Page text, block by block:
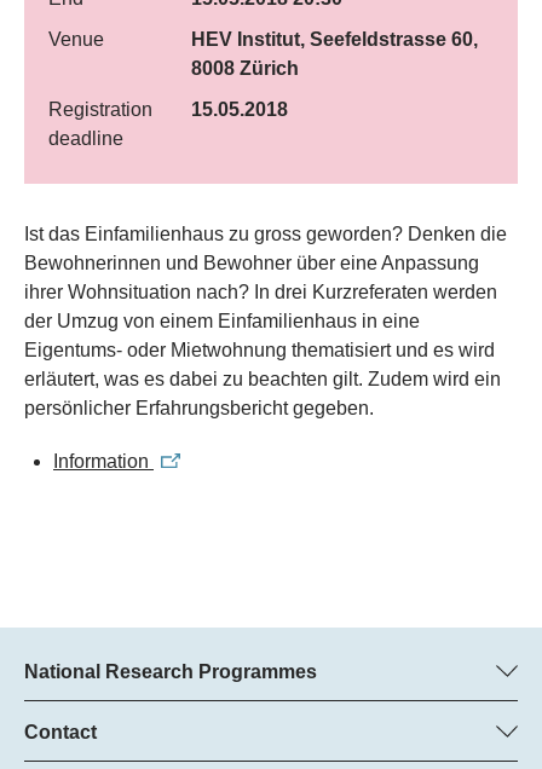
Venue
HEV Institut, Seefeldstrasse 60,
8008 Zürich
Registration
deadline
15.05.2018
Ist das Einfamilienhaus zu gross geworden? Denken die
Bewohnerinnen und Bewohner über eine Anpassung
ihrer Wohnsituation nach? In drei Kurzreferaten werden
der Umzug von einem Einfamilienhaus in eine
Eigentums- oder Mietwohnung thematisiert und es wird
erläutert, was es dabei zu beachten gilt. Zudem wird ein
persönlicher Erfahrungsbericht gegeben.
Information
National Research Programmes
Here you can find information concerning all National Research
Programmes (NRPs):
Contact